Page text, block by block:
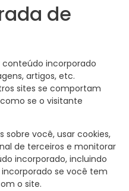
de
incorporado
artigos, etc.
sites se comportam
se o visitante
sobre você, usar cookies,
de terceiros e monitorar
incorporado, incluindo
se você tem
o site.